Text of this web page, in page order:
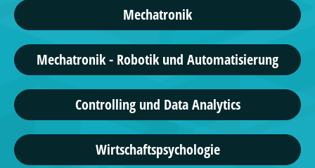
Mechatronik
Mechatronik - Robotik und Automatisierung
Controlling und Data Analytics
Wirtschaftspsychologie